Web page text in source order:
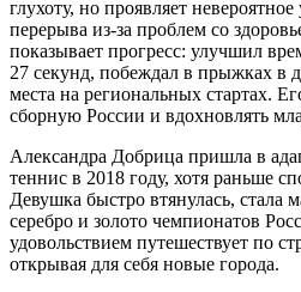
глухоту, но проявляет
перерыва из-за проблем со
показывает прогресс: улучшил
27 секунд, побеждал в прыжках в
места на региональных стартах.
сборную России и вдохновлять
Александра Добрица пришла в
теннис в 2018 году, хотя раньше
Девушка быстро втянулась, стала
серебро и золото чемпионатов
удовольствием путешествует по
открывая для себя новые города.